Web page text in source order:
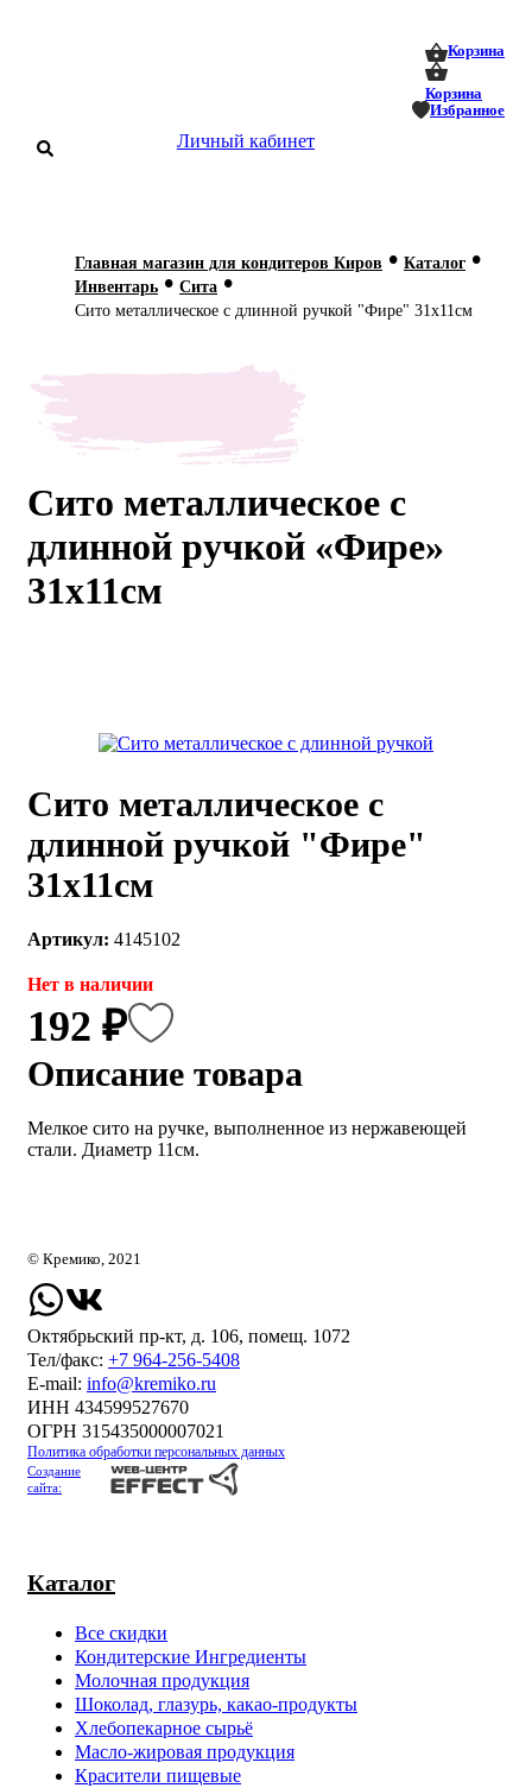
Корзина
Корзина
Избранное
Личный кабинет
О нас
Мастер-
классы
256-54-
Главная магазин для кондитеров Киров • Каталог •
Инвентарь • Сита •
Сито металлическое с длинной ручкой "Фире" 31х11см
Сито металлическое с
длинной ручкой «Фире»
31х11см
Сито металлическое с
длинной ручкой "Фире"
31х11см
Артикул: 4145102
Нет в наличии
192 ₽
Описание товара
Мелкое сито на ручке, выполненное из нержавеющей
стали. Диаметр 11см.
Каталог
Все скидки
Кондитерские Ингредиенты
Молочная продукция
Шоколад, глазурь, какао-продукты
Хлебопекарное сырьё
Масло-жировая продукция
Красители пищевые
© Кремико, 2021
Октябрьский пр-кт, д. 106, помещ. 1072
Тел/факс: +7 964-256-5408
Е-mail: info@kremiko.ru
ИНН 434599527670
ОГРН 315435000007021
Политика обработки персональных данных
Создание
сайта: